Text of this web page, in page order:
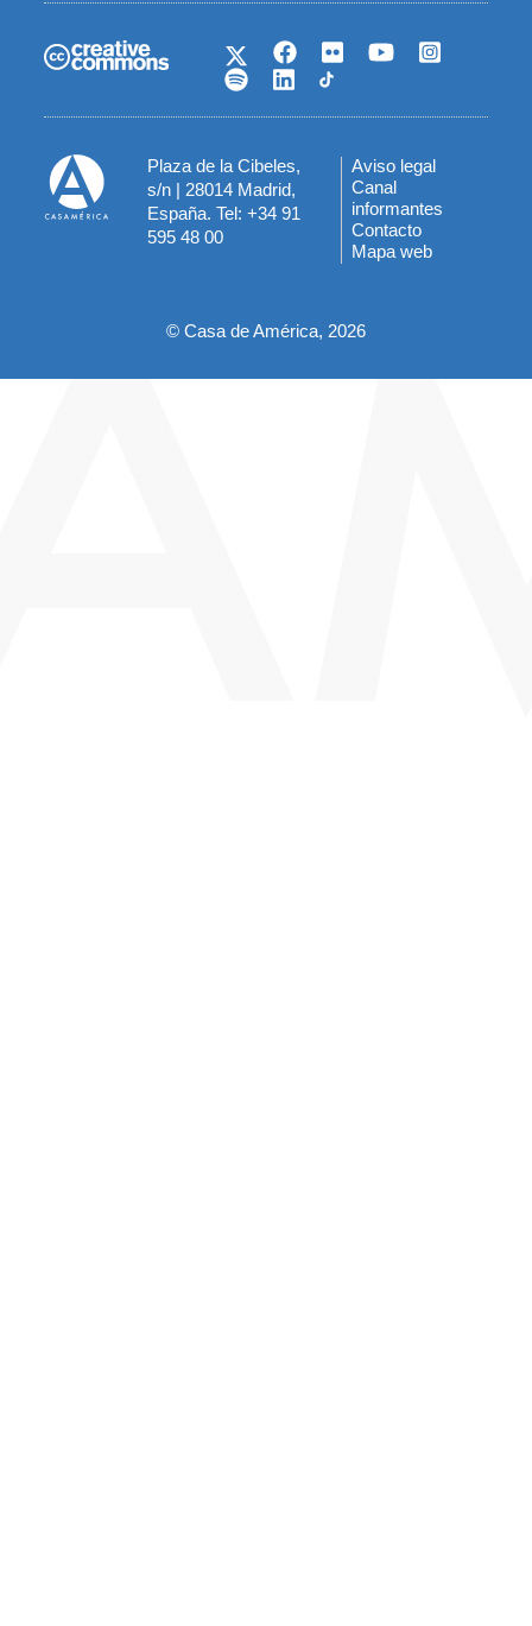
Plaza de la Cibeles,
s/n | 28014 Madrid,
España. Tel: +34 91
595 48 00
Menú
del
pie
Aviso legal
Canal
informantes
Contacto
Mapa web
© Casa de América, 2026